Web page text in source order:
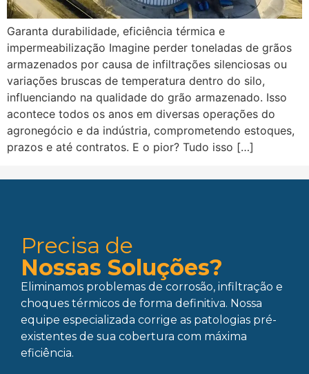
Garanta durabilidade, eficiência térmica e
impermeabilização Imagine perder toneladas de grãos
armazenados por causa de infiltrações silenciosas ou
variações bruscas de temperatura dentro do silo,
influenciando na qualidade do grão armazenado. Isso
acontece todos os anos em diversas operações do
agronegócio e da indústria, comprometendo estoques,
prazos e até contratos. E o pior? Tudo isso […]
Precisa de
Nossas Soluções?
Eliminamos problemas de corrosão, infiltração e
choques térmicos de forma definitiva. Nossa
equipe especializada corrige as patologias pré-
existentes de sua cobertura com máxima
eficiência.